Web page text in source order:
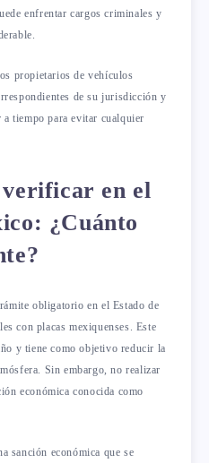
enfrentar cargos criminales y
propietarios de vehículos
de su jurisdicción y
tiempo para evitar cualquier
en el
¿Cuánto
obligatorio en el Estado de
con placas mexiquenses. Este
y tiene como objetivo reducir la
Sin embargo, no realizar
económica conocida como
sanción económica que se